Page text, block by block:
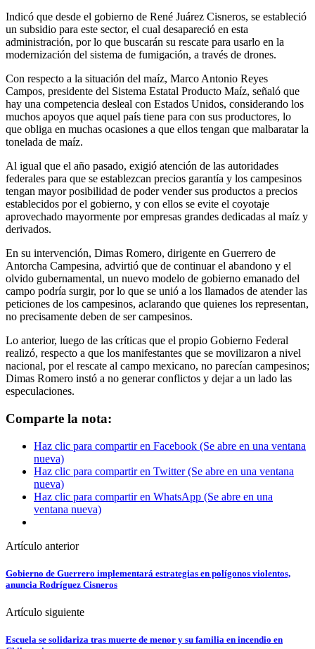
Indicó que desde el gobierno de René Juárez Cisneros, se estableció
un subsidio para este sector, el cual desapareció en esta
administración, por lo que buscarán su rescate para usarlo en la
modernización del sistema de fumigación, a través de drones.
Con respecto a la situación del maíz, Marco Antonio Reyes
Campos, presidente del Sistema Estatal Producto Maíz, señaló que
hay una competencia desleal con Estados Unidos, considerando los
muchos apoyos que aquel país tiene para con sus productores, lo
que obliga en muchas ocasiones a que ellos tengan que malbaratar la
tonelada de maíz.
Al igual que el año pasado, exigió atención de las autoridades
federales para que se establezcan precios garantía y los campesinos
tengan mayor posibilidad de poder vender sus productos a precios
establecidos por el gobierno, y con ellos se evite el coyotaje
aprovechado mayormente por empresas grandes dedicadas al maíz y
derivados.
En su intervención, Dimas Romero, dirigente en Guerrero de
Antorcha Campesina, advirtió que de continuar el abandono y el
olvido gubernamental, un nuevo modelo de gobierno emanado del
campo podría surgir, por lo que se unió a los llamados de atender las
peticiones de los campesinos, aclarando que quienes los representan,
no precisamente deben de ser campesinos.
Lo anterior, luego de las críticas que el propio Gobierno Federal
realizó, respecto a que los manifestantes que se movilizaron a nivel
nacional, por el rescate al campo mexicano, no parecían campesinos;
Dimas Romero instó a no generar conflictos y dejar a un lado las
especulaciones.
Comparte la nota:
Haz clic para compartir en Facebook (Se abre en una ventana
nueva)
Haz clic para compartir en Twitter (Se abre en una ventana
nueva)
Haz clic para compartir en WhatsApp (Se abre en una
ventana nueva)
Artículo anterior
Gobierno de Guerrero implementará estrategias en polígonos violentos,
anuncia Rodríguez Cisneros
Artículo siguiente
Escuela se solidariza tras muerte de menor y su familia en incendio en